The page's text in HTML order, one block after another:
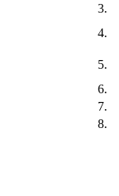
3.
4.
5.
6.
7.
8.